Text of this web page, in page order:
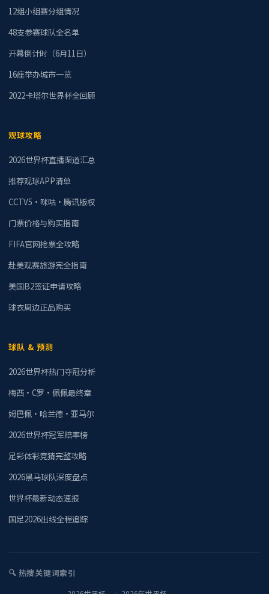
12组小组赛分组情况
48支参赛球队全名单
开幕倒计时（6月11日）
16座举办城市一览
2022卡塔尔世界杯全回顾
观球攻略
2026世界杯直播渠道汇总
推荐观球APP清单
CCTV5·咪咕·腾讯版权
门票价格与购买指南
FIFA官网抢票全攻略
赴美观赛旅游完全指南
美国B2签证申请攻略
球衣周边正品购买
球队 & 预测
2026世界杯热门夺冠分析
梅西·C罗·佩佩最终章
姆巴佩·哈兰德·亚马尔
2026世界杯冠军赔率榜
足彩体彩竞猜完整攻略
2026黑马球队深度盘点
世界杯最新动态速报
国足2026出线全程追踪
🔍 热搜关键词索引